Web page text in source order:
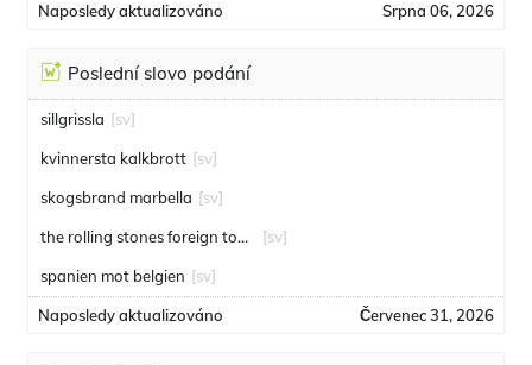
Naposledy aktualizováno Srpna 06, 2026
Poslední slovo podání
sillgrissla [sv]
kvinnersta kalkbrott [sv]
skogsbrand marbella [sv]
the rolling stones foreign tongues [sv]
spanien mot belgien [sv]
Naposledy aktualizováno Červenec 31, 2026